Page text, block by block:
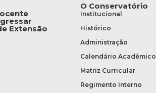
Extensão
O Conservatório
Institucional
Histórico
Administração
Calendário Acadêmico
Matriz Curricular
Regimento Interno